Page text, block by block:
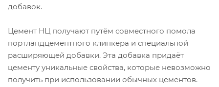
добавок.
Цемент НЦ получают путём совместного помола
портландцементного клинкера и специальной
расширяющей добавки. Эта добавка придаёт
цементу уникальные свойства, которые невозможно
получить при использовании обычных цементов.